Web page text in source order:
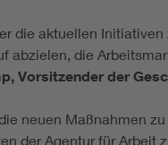
die aktuellen Initiativen
abzielen, die
Vorsitzender der
neuen Maßnahmen
der Agentur für Arbeit